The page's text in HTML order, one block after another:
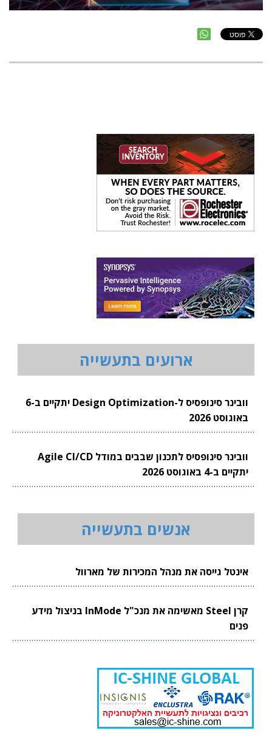
ארועים בתעשייה
וובינר סינופסיס ל-Design Optimization יתקיים ב-6
באוגוסט 2026
וובינר סינופסיס לתכנון שבבים במודל Agile CI/CD
יתקיים ב-4 באוגוסט 2026
אנשים בתעשייה
אינטל גייסה את מנהל המכירות של מארוול
קרן Steel מאשימה את מנכ"ל InMode בניצול מידע
פנים